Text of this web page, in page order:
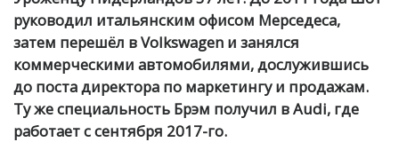
руководил итальянским офисом Мерседеса,
затем перешёл в Volkswagen и занялся
коммерческими автомобилями, дослужившись
до поста директора по маркетингу и продажам.
Ту же специальность Брэм получил в Audi, где
работает с сентября 2017-го.